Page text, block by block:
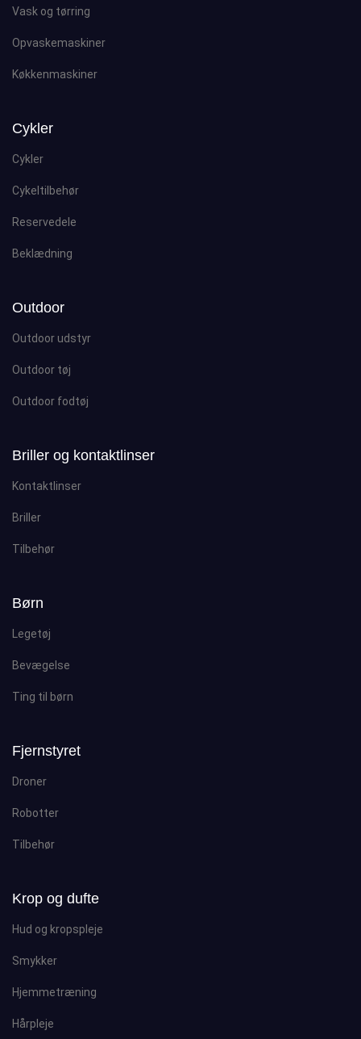
Vask og tørring
Opvaskemaskiner
Køkkenmaskiner
Cykler
Cykler
Cykeltilbehør
Reservedele
Beklædning
Outdoor
Outdoor udstyr
Outdoor tøj
Outdoor fodtøj
Briller og kontaktlinser
Kontaktlinser
Briller
Tilbehør
Børn
Legetøj
Bevægelse
Ting til børn
Fjernstyret
Droner
Robotter
Tilbehør
Krop og dufte
Hud og kropspleje
Smykker
Hjemmetræning
Hårpleje